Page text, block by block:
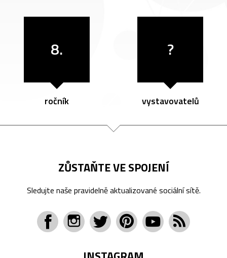
8.
ročník
?
vystavovatelů
ZŮSTAŇTE VE SPOJENÍ
Sledujte naše pravidelně aktualizované sociální sítě.